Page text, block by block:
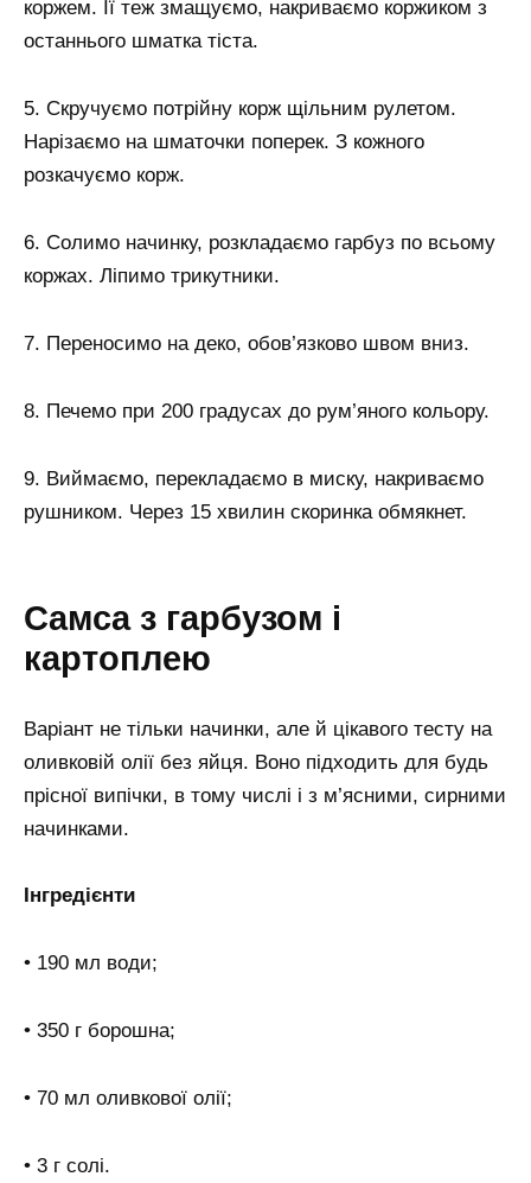
коржем. Її теж змащуємо, накриваємо коржиком з
останнього шматка тіста.
5. Скручуємо потрійну корж щільним рулетом.
Нарізаємо на шматочки поперек. З кожного
розкачуємо корж.
6. Солимо начинку, розкладаємо гарбуз по всьому
коржах. Ліпимо трикутники.
7. Переносимо на деко, обов’язково швом вниз.
8. Печемо при 200 градусах до рум’яного кольору.
9. Виймаємо, перекладаємо в миску, накриваємо
рушником. Через 15 хвилин скоринка обмякнет.
Самса з гарбузом і
картоплею
Варіант не тільки начинки, але й цікавого тесту на
оливковій олії без яйця. Воно підходить для будь
прісної випічки, в тому числі і з м’ясними, сирними
начинками.
Інгредієнти
• 190 мл води;
• 350 г борошна;
• 70 мл оливкової олії;
• 3 г солі.